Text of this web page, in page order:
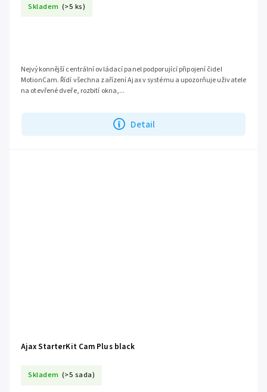
Skladem (>5 ks)
Detail
Nejvýkonnější centrální ovládací panel podporující připojení čidel
MotionCam. Řídí všechna zařízení Ajax v systému a upozorňuje uživatele
na otevřené dveře, rozbití okna,...
Ajax StarterKit Cam Plus black
Skladem (>5 sada)